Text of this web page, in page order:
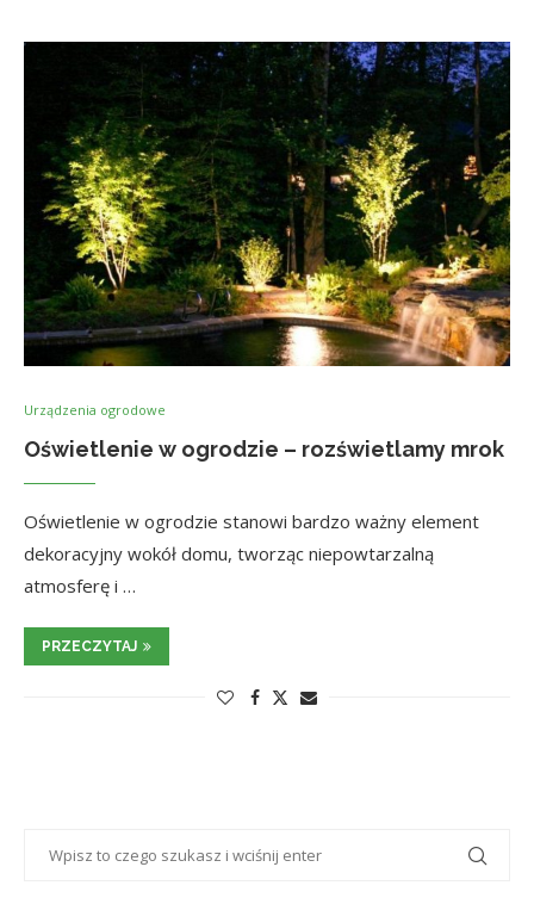
Urządzenia ogrodowe
Oświetlenie w ogrodzie – rozświetlamy mrok
Oświetlenie w ogrodzie stanowi bardzo ważny element
dekoracyjny wokół domu, tworząc niepowtarzalną
atmosferę i …
PRZECZYTAJ